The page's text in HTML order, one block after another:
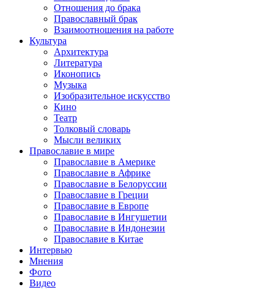
Отношения до брака
Православный брак
Взаимоотношения на работе
Культура
Архитектура
Литература
Иконопись
Музыка
Изобразительное искусство
Кино
Театр
Толковый словарь
Мысли великих
Православие в мире
Православие в Америке
Православие в Африке
Православие в Белоруссии
Православие в Греции
Православие в Европе
Православие в Ингушетии
Православие в Индонезии
Православие в Китае
Интервью
Мнения
Фото
Видео